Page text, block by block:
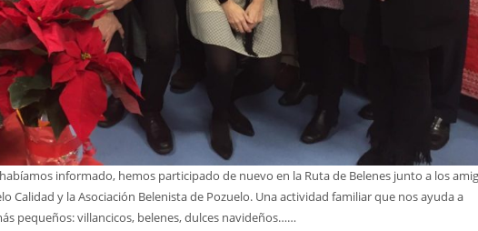
informado, hemos participado de nuevo en la Ruta de Belenes junto a los
Calidad y la Asociación Belenista de Pozuelo. Una actividad familiar que nos ayuda a
pequeños: villancicos, belenes, dulces navideños……